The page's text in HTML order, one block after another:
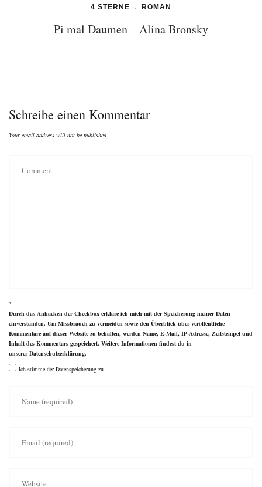
4 STERNE ROMAN
Pi mal Daumen – Alina Bronsky
Schreibe einen Kommentar
Your email address will not be published.
*
Durch das Anhacken der Checkbox erkläre ich mich mit der Speicherung meiner Daten
einverstanden. Um Missbrauch zu vermeiden sowie den Überblick über veröffentliche
Kommentare auf dieser Website zu behalten, werden Name, E-Mail, IP-Adresse, Zeitstempel und
Inhalt des Kommentars gespeichert. Weitere Informationen findest du in
unsererDatenschutzerklärung.
Ich stimme der Datenspeicherung zu